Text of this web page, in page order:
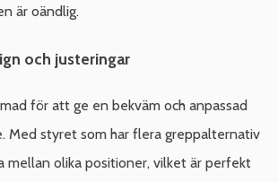
är oändlig.
och justeringar
för att ge en bekväm och anpassad
Med styret som har flera greppalternativ
mellan olika positioner, vilket är perfekt